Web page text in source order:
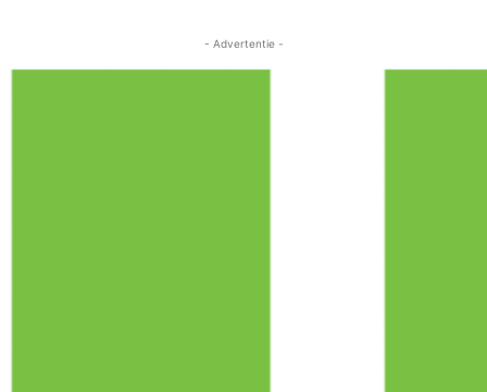
- Advertentie -